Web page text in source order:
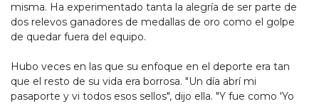
misma. Ha experimentado tanta la alegría de ser parte de
dos relevos ganadores de medallas de oro como el golpe
de quedar fuera del equipo.
Hubo veces en las que su enfoque en el deporte era tan
que el resto de su vida era borrosa. "Un día abrí mi
pasaporte y vi todos esos sellos", dijo ella. "Y fue como 'Yo